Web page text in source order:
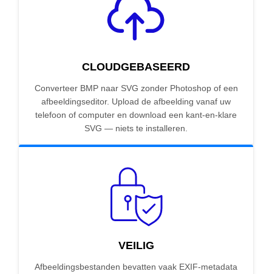
CLOUDGEBASEERD
Converteer BMP naar SVG zonder Photoshop of een
afbeeldingseditor. Upload de afbeelding vanaf uw
telefoon of computer en download een kant-en-klare
SVG — niets te installeren.
VEILIG
Afbeeldingsbestanden bevatten vaak EXIF-metadata